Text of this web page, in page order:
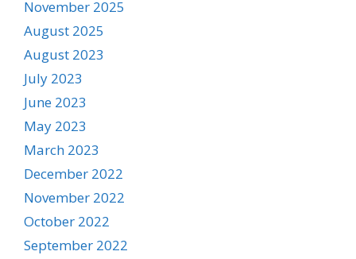
November 2025
August 2025
August 2023
July 2023
June 2023
May 2023
March 2023
December 2022
November 2022
October 2022
September 2022